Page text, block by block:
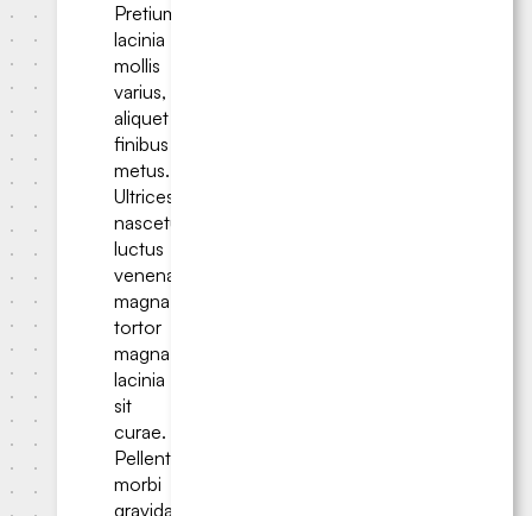
Pretium
lacinia
mollis
varius,
aliquet
finibus
metus.
Ultrices
nascetur
luctus
venenatis
magna
tortor
magna
lacinia
sit
curae.
Pellentesque
morbi
gravida